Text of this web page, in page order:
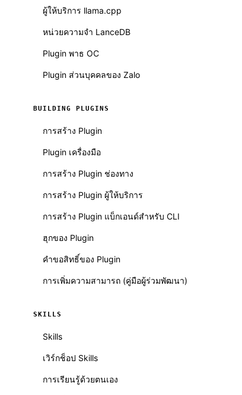
ผู้ให้บริการ llama.cpp
หน่วยความจำ LanceDB
Plugin พาธ OC
Plugin ส่วนบุคคลของ Zalo
BUILDING PLUGINS
การสร้าง Plugin
Plugin เครื่องมือ
การสร้าง Plugin ช่องทาง
การสร้าง Plugin ผู้ให้บริการ
การสร้าง Plugin แบ็กเอนด์สำหรับ CLI
ฮุกของ Plugin
คำขอสิทธิ์ของ Plugin
การเพิ่มความสามารถ (คู่มือผู้ร่วมพัฒนา)
SKILLS
Skills
เวิร์กช็อป Skills
การเรียนรู้ด้วยตนเอง